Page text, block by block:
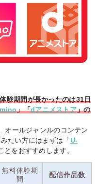
験期間が長かったのは31日
」「dアニメストア」の
オールジャンルのコンテン
たい方にはまずは「U-
とをおすすめします。
無料体験期
間
配信作品数